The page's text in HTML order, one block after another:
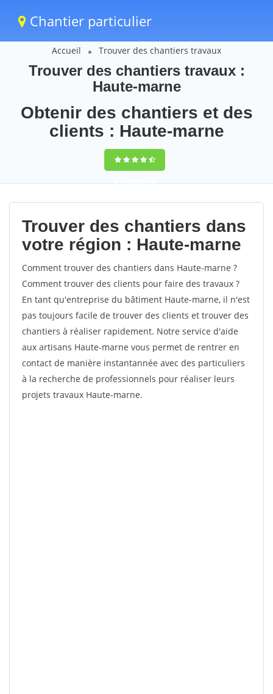
Chantier particulier
Accueil Trouver des chantiers travaux
Trouver des chantiers travaux :
Haute-marne
Obtenir des chantiers et des
clients : Haute-marne
9,5(100%)79
votes
Trouver des chantiers dans
votre région : Haute-marne
Comment trouver des chantiers dans Haute-marne ?
Comment trouver des clients pour faire des travaux ?
En tant qu'entreprise du bâtiment Haute-marne, il n'est
pas toujours facile de trouver des clients et trouver des
chantiers à réaliser rapidement. Notre service d'aide
aux artisans Haute-marne vous permet de rentrer en
contact de manière instantannée avec des particuliers
à la recherche de professionnels pour réaliser leurs
projets travaux Haute-marne.